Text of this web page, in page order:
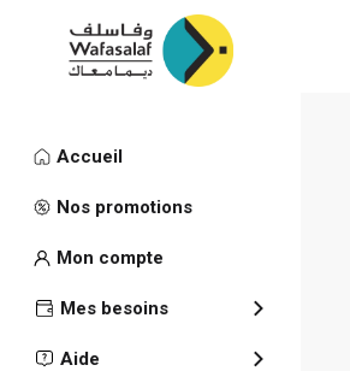
Accueil
Nos promotions
Mon compte
Mes besoins
Aide